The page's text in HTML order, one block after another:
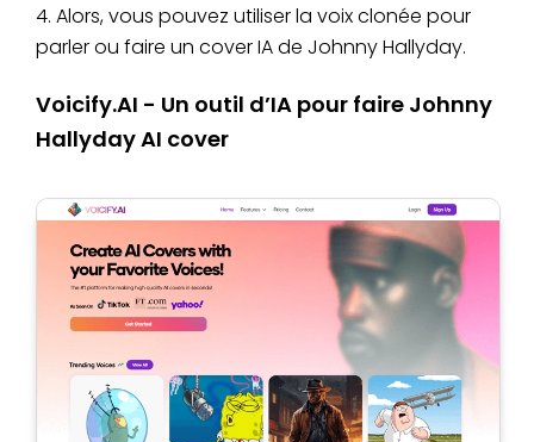
4. Alors, vous pouvez utiliser la voix clonée pour
parler ou faire un cover IA de Johnny Hallyday.
Voicify.AI - Un outil d’IA pour faire Johnny
Hallyday AI cover